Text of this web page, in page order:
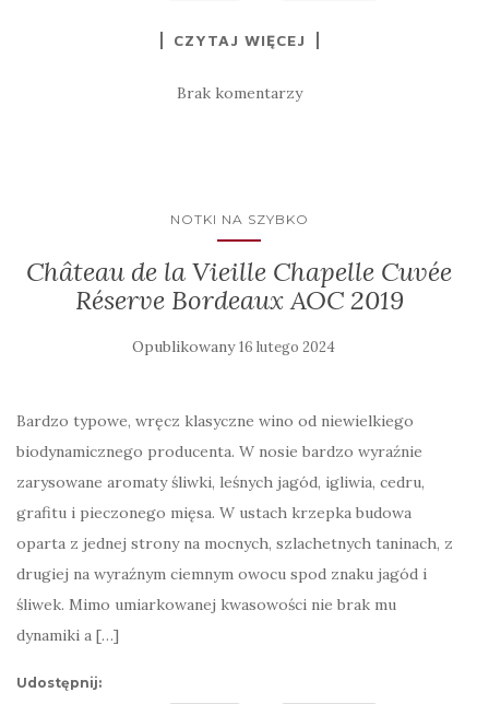
CZYTAJ WIĘCEJ
Brak komentarzy
NOTKI NA SZYBKO
Château de la Vieille Chapelle Cuvée
Réserve Bordeaux AOC 2019
Opublikowany16 lutego 2024
Bardzo typowe, wręcz klasyczne wino od niewielkiego
biodynamicznego producenta. W nosie bardzo wyraźnie
zarysowane aromaty śliwki, leśnych jagód, igliwia, cedru,
grafitu i pieczonego mięsa. W ustach krzepka budowa
oparta z jednej strony na mocnych, szlachetnych taninach, z
drugiej na wyraźnym ciemnym owocu spod znaku jagód i
śliwek. Mimo umiarkowanej kwasowości nie brak mu
dynamiki a […]
Udostępnij: